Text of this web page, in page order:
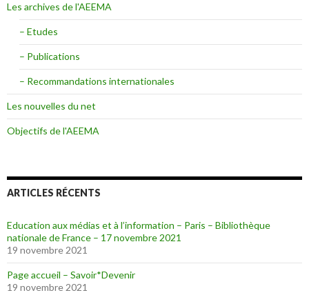
Les archives de l'AEEMA
– Etudes
– Publications
– Recommandations internationales
Les nouvelles du net
Objectifs de l'AEEMA
ARTICLES RÉCENTS
Education aux médias et à l’information – Paris – Bibliothèque
nationale de France – 17 novembre 2021
19 novembre 2021
Page accueil – Savoir*Devenir
19 novembre 2021